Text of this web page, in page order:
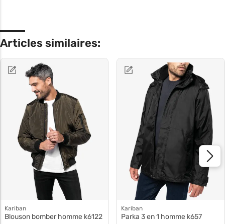
Articles similaires:
Kariban
Blouson bomber homme k6122
Kariban
Parka 3 en 1 homme k657